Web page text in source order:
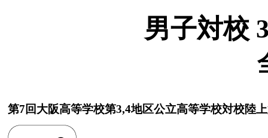
男子対校
第7回大阪高等学校第3,4地区公立高等学校対校陸